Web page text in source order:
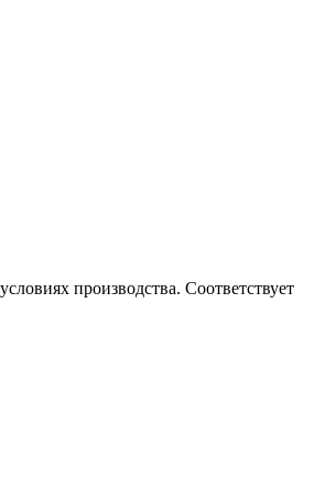
производства. Соответствует